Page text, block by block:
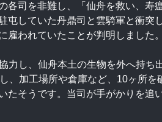
各司を非難し、「仙舟を救い、
屯していた丹鼎司と雲騎軍と衝
雇われていたことが判明しました
力し、仙舟本土の生物を外へ持
、加工場所や倉庫など、10ヶ所
たそうです。当司が手がかりを